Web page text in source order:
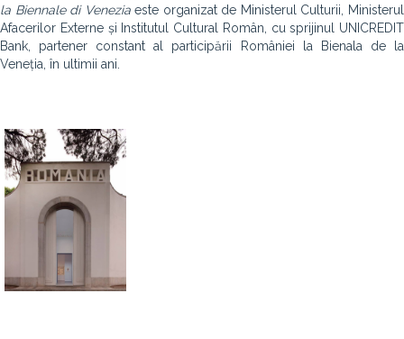
la Biennale di Veneziaeste organizat de Ministerul Culturii, Ministerul
Afacerilor Externe și Institutul Cultural Român, cu sprijinul UNICREDIT
Bank, partener constant al participării României la Bienala de la
Veneția, în ultimii ani.